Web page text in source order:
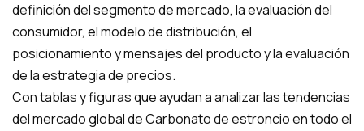
definición del segmento de mercado, la evaluación del
consumidor, el modelo de distribución, el
posicionamiento y mensajes del producto y la evaluación
de la estrategia de precios.
Con tablas y figuras que ayudan a analizar las tendencias
del mercado global de Carbonato de estroncio en todo el